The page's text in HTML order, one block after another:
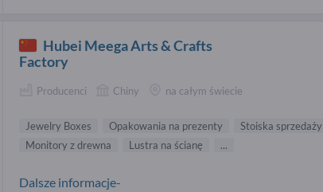
Hubei Meega Arts & Crafts
Factory
Producenci Chiny na całym świecie
Jewelry Boxes Opakowania na prezenty
Stoiska sprzedaży
Monitory z drewna
Lustra na ścianę ...
Dalsze informacje-